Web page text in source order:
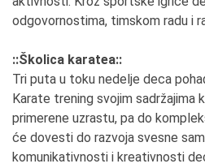
odgovornostima, timskom radu i
::Školica karatea::
Tri puta u toku nedelje deca
Karate trening svojim sadržajima
primerene uzrastu, pa do
će dovesti do razvoja svesne
komunikativnosti i kreativnosti